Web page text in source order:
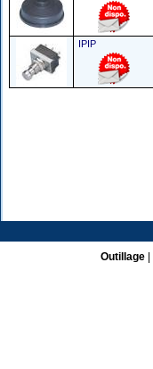
IPIP
Outillage|